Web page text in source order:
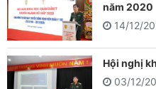
năm 2020
14/12/
Hội nghị
03/12/